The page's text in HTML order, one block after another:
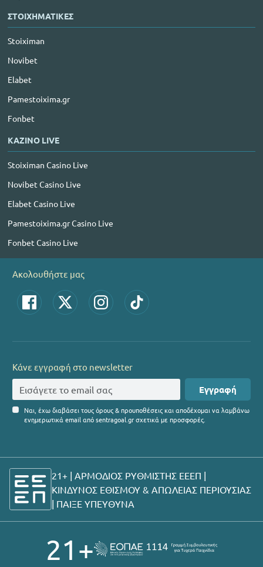
ΣΤΟΙΧΗΜΑΤΙΚΕΣ
Stoiximan
Novibet
Elabet
Pamestoixima.gr
Fonbet
ΚΑΖΙΝΟ LIVE
Stoiximan Casino Live
Novibet Casino Live
Elabet Casino Live
Pamestoixima.gr Casino Live
Fonbet Casino Live
Ακολουθήστε μας
Κάνε εγγραφή στο newsletter
Εγγραφή
Ναι, έχω διαβάσει τους όρους & προυποθέσεις και αποδέχομαι να λαμβάνω
ενημερωτικά email από sentragoal.gr σχετικά με προσφορές.
21+ | ΑΡΜΟΔΙΟΣ ΡΥΘΜΙΣΤΗΣ ΕΕΕΠ |
ΚΙΝΔΥΝΟΣ ΕΘΙΣΜΟΥ & ΑΠΩΛΕΙΑΣ ΠΕΡΙΟΥΣΙΑΣ
| ΠΑΙΞΕ ΥΠΕΥΘΥΝΑ
21+